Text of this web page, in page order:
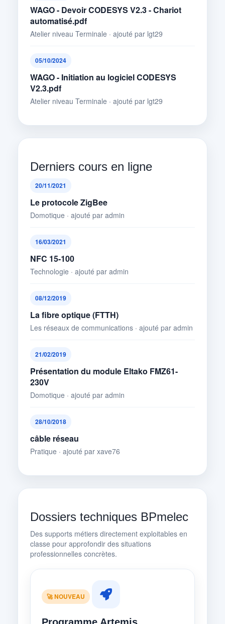
WAGO - Devoir CODESYS V2.3 - Chariot
automatisé.pdf
Atelier niveau Terminale · ajouté par lgt29
05/10/2024
WAGO - Initiation au logiciel CODESYS
V2.3.pdf
Atelier niveau Terminale · ajouté par lgt29
Derniers cours en ligne
20/11/2021
Le protocole ZigBee
Domotique · ajouté par admin
16/03/2021
NFC 15-100
Technologie · ajouté par admin
08/12/2019
La fibre optique (FTTH)
Les réseaux de communications · ajouté par admin
21/02/2019
Présentation du module Eltako FMZ61-
230V
Domotique · ajouté par admin
28/10/2018
câble réseau
Pratique · ajouté par xave76
Dossiers techniques BPmelec
Des supports métiers directement exploitables en
classe pour approfondir des situations
professionnelles concrètes.
🚀 NOUVEAU